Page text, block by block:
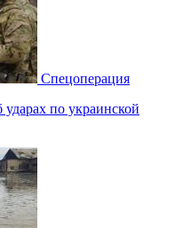
Спецоперация
по украинской